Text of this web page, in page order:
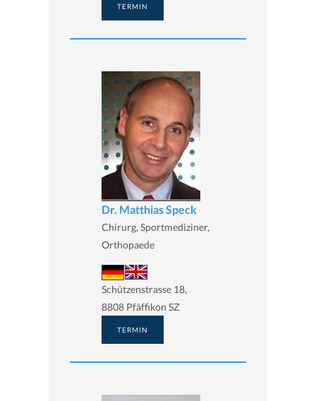
TERMIN
Dr. Matthias Speck
Chirurg, Sportmediziner,
Orthopaede
Schützenstrasse 18,
8808 Pfäffikon SZ
TERMIN